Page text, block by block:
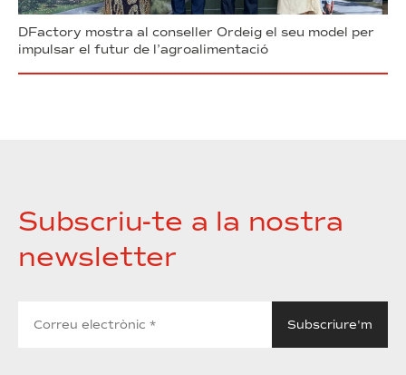
DFactory mostra al conseller Ordeig el seu model per
impulsar el futur de l’agroalimentació
Subscriu-te a la nostra
newsletter